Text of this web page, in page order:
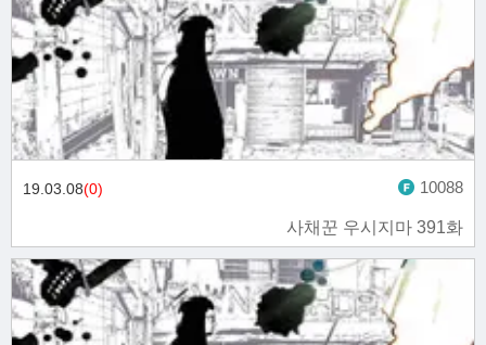
사채꾼 우시지마 391화
19.03.08(0) 10088